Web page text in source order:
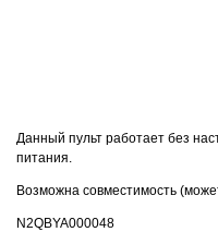
Данный пульт работает без
питания.
Возможна совместимость
N2QBYA000048